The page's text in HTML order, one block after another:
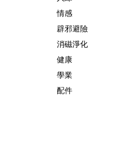
情感
辟邪避險
消磁淨化
健康
學業
配件